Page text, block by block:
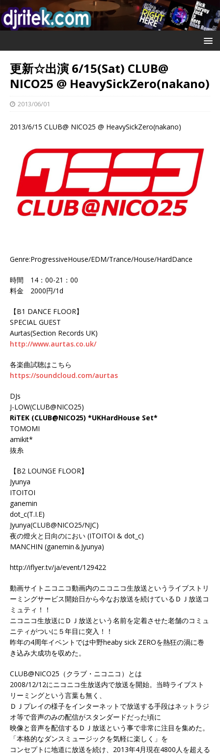
更新☆出演 6/15(Sat) CLUB@
NICO25 @ HeavySickZero(nakano)
2013/06/01
2013/6/15 CLUB@ NICO25 @ HeavySickZero(nakano)
Genre:ProgressiveHouse/EDM/Trance/House/HardDance
時間 14：00-21：00
料金 2000円/1d
【B1 DANCE FLOOR】
SPECIAL GUEST
Aurtas(Section Records UK)
http://www.aurtas.co.uk/
各楽曲試聴はこちら
https://soundcloud.com/aurtas
DJs
J-LOW(CLUB@NICO25)
RiTEK (CLUB@NICO25) *UKHardHouse Set*
TOMOMI
amikit*
抜糸
【B2 LOUNGE FLOOR】
Jyunya
ITOITOI
ganemin
dot_c(T.I.E)
Jyunya(CLUB@NICO25/NJC)
夜の燈火と日向のにおい (ITOITOI & dot_c)
MANCHIN (ganemin＆Jyunya)
http://iflyer.tv/ja/event/129422
動画サイトニコニコ動画内のニコニコ生放送というライブストリ
ーミングサービス開始日から今なお放送を続けているＤＪ放送コ
ミュティ！！
ニコニコ生放送にＤＪ放送という名前を定着させた老舗のコミュ
ニティがついに５年目に突入！！
昨年の4周年イベントでは中野heaby sick ZEROを熱狂の渦に巻
き込み大成功を収めた。
CLUB@NICO25（クラブ・ニコニコ）とは
2008/12/12にニコニコ生放送内で放送を開始。当時ライブスト
リーミングという言葉も無く、
ＤＪプレイの様子をインターネットで放送する手段はネットラジ
オ等で音声のみの配信がスタンダードだった頃に
映像と音声を配信するＤＪ放送という事で非常に注目を集めた。
「本格的なダンスミュージックを気軽に楽しく」を
コンセプトに地道に放送を続け、2013年4月現在4800人を超える